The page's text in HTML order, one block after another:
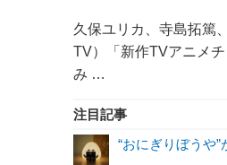
久保ユリカ、寺島拓篤
TV）「新作TVアニメ
み …
注目記事
“おにぎりぼうや